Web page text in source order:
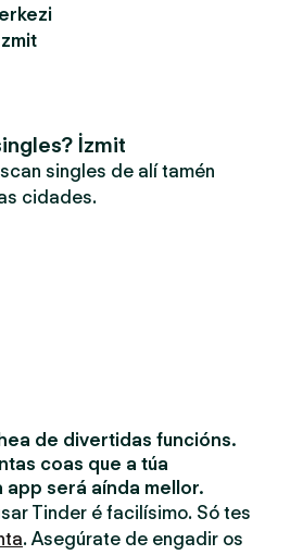
İzmit
singles de alí tamén
cidades.
de divertidas funcións.
coas que a túa
será aínda mellor.
Tinder é facilísimo. Só tes
. Asegúrate de engadir os